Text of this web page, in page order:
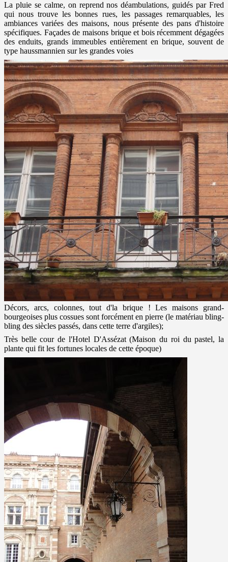
La pluie se calme, on reprend nos déambulations, guidés par Fred
qui nous trouve les bonnes rues, les passages remarquables, les
ambiances variées des maisons, nous présente des pans d'histoire
spécifiques. Façades de maisons brique et bois récemment dégagées
des enduits, grands immeubles entièrement en brique, souvent de
type haussmannien sur les grandes voies
Décors, arcs, colonnes, tout d'la brique ! Les maisons grand-
bourgeoises plus cossues sont forcément en pierre (le matériau bling-
bling des siècles passés, dans cette terre d'argiles);
Très belle cour de l'Hotel D'Assézat (Maison du roi du pastel, la
plante qui fit les fortunes locales de cette époque)